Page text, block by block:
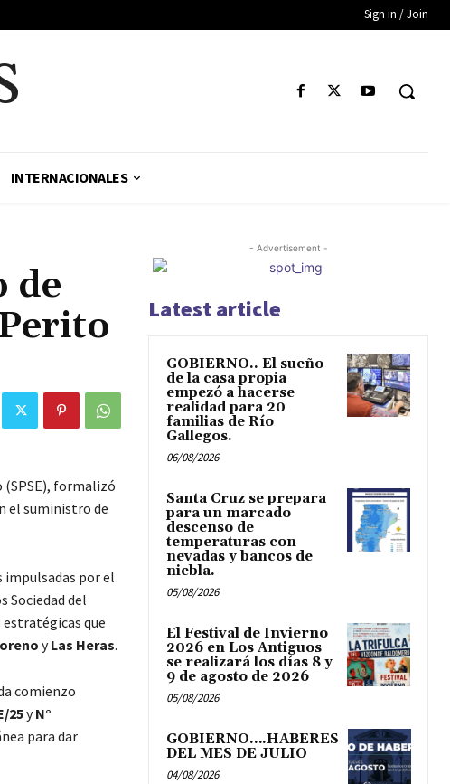
Sign in / Join
INTERNACIONALES
de
(SPSE), formalizó
el suministro de
impulsadas por el
Sociedad del
que
yLas Heras.
comienzo
25yN°
para dar
- Advertisement -
Latest article
GOBIERNO.. El sueño
de la casa propia
empezó a hacerse
realidad para 20
familias de Río
Gallegos.
06/08/2026
Santa Cruz se prepara
para un marcado
descenso de
temperaturas con
nevadas y bancos de
niebla.
05/08/2026
El Festival de Invierno
2026 en Los Antiguos
se realizará los días 8 y
9 de agosto de 2026
05/08/2026
GOBIERNO….HABERES
DEL MES DE JULIO
04/08/2026